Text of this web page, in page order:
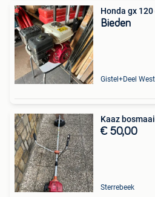
Honda gx
Bieden
Gistel+Deel
Kaaz
€ 50,00
Sterrebeek